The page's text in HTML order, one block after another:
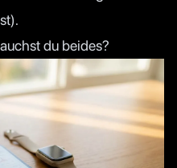
du beides?